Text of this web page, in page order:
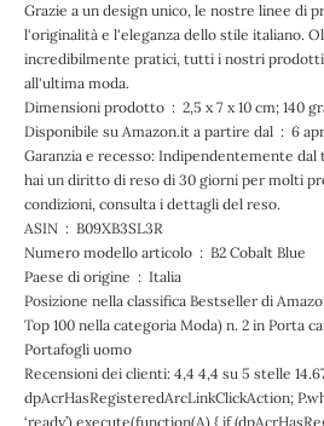
Grazie a un design unico, le nostre linee di
l'originalità e l'eleganza dello stile italiano.
incredibilmente pratici, tutti i nostri
all'ultima moda.
Dimensioni prodotto ‏ : ‎ 2,5 x 7 x 10 cm;
Disponibile su
Garanzia e recesso: Indipendentemente
hai un diritto di reso di 30 giorni per molti
condizioni, consulta i dettagli del reso.
ASIN ‏ : ‎ B09XB3SL3R
Numero modello articolo ‏ : ‎ B2 Cobalt Blue
Paese di origine ‏ : ‎ Italia
Posizione nella classifica Bestseller di
Top 100 nella categoria Moda) n. 2 in Porta
Portafogli uomo
Recensioni dei clienti: 4,4 4,4 su 5 stelle
dpAcrHasRegisteredArcLinkClickAction;
‘ready’).execute(function(A) { if